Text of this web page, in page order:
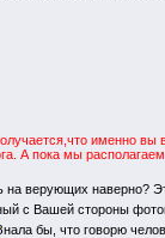
именно
А пока мы
верующих наверно?
с Вашей стороны
бы, что говорю